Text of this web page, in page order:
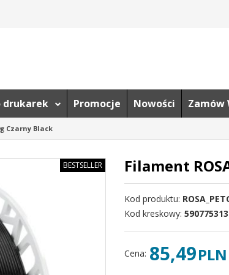
drukarek Promocje Nowości Zamów
Czarny Black
BESTSELLER Filament
Kod produktu:
Kod kreskowy:
Cena: 85,49PLN